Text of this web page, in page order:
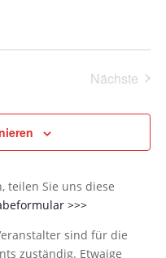
Nächste
teilen Sie uns diese
>>>
sind für die
zuständig. Etwaige